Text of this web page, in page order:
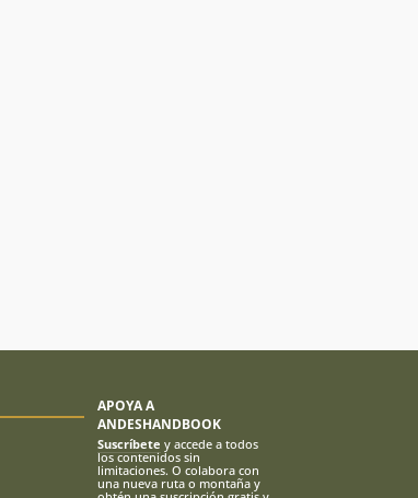
APOYA A
ANDESHANDBOOK
Suscríbete y accede a todos
los contenidos sin
limitaciones. O colabora con
una nueva ruta o montaña y